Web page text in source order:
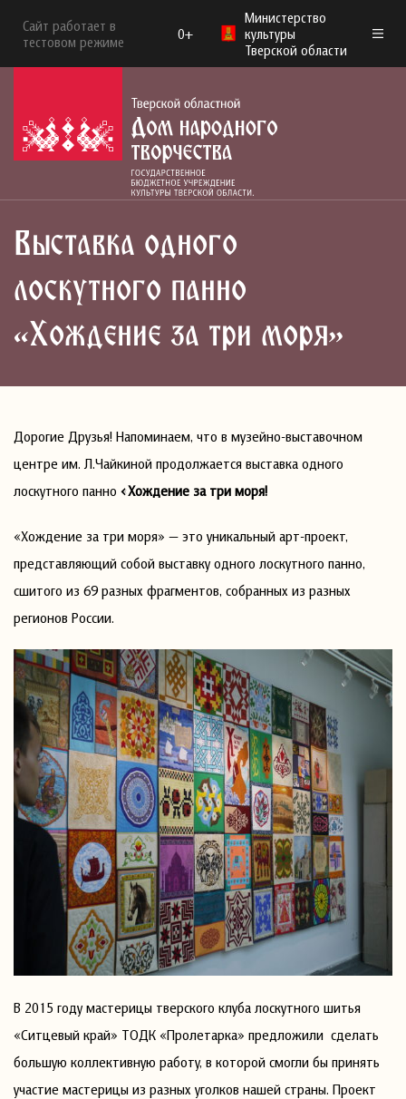
Сайт работает в
тестовом режиме
0+
Министерство
культуры
Тверской области
Выставка одного
лоскутного панно
«Хождение за три моря»
Дорогие Друзья! Напоминаем, что в музейно-выставочном
центре им. Л.Чайкиной продолжается выставка одного
лоскутного панно «Хождение за три моря!
«Хождение за три моря» — это уникальный арт-проект,
представляющий собой выставку одного лоскутного панно,
сшитого из 69 разных фрагментов, собранных из разных
регионов России.
В 2015 году мастерицы тверского клуба лоскутного шитья
«Ситцевый край» ТОДК «Пролетарка» предложили сделать
большую коллективную работу, в которой смогли бы принять
участие мастерицы из разных уголков нашей страны. Проект